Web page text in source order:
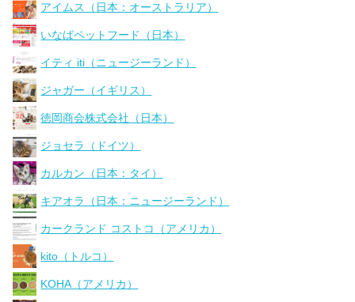
アイムス（日本：オーストラリア）
いなばペットフード（日本）
イティ iti（ニュージーランド）
ジャガー（イギリス）
徳岡商会株式会社（日本）
ジョセラ（ドイツ）
カルカン（日本：タイ）
キアオラ（日本：ニュージーランド）
カークランド コストコ（アメリカ）
kito（トルコ）
KOHA（アメリカ）